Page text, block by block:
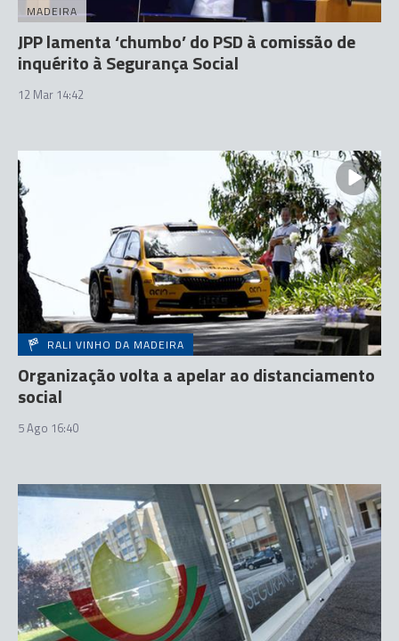
MADEIRA
JPP lamenta ‘chumbo’ do PSD à comissão de
inquérito à Segurança Social
12 Mar 14:42
RALI VINHO DA MADEIRA
Organização volta a apelar ao distanciamento
social
5 Ago 16:40